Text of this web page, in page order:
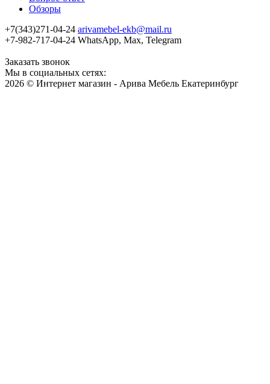
Обзоры
+7(343)271-04-24 arivamebel-ekb@mail.ru
+7-982-717-04-24 WhatsApp, Max, Telegram
Заказать звонок
Мы в социальных сетях:
2026 © Интернет магазин - Арива Мебель Екатеринбург